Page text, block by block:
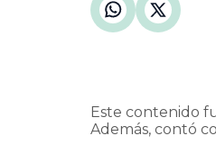
Este contenido
Además, contó